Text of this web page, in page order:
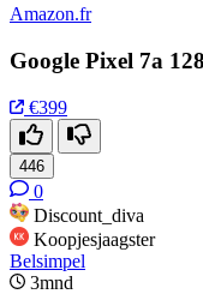
Amazon.fr
Google Pixel 7a
€399
446
0
Discount_diva
Koopjesjaagster
Belsimpel
3mnd